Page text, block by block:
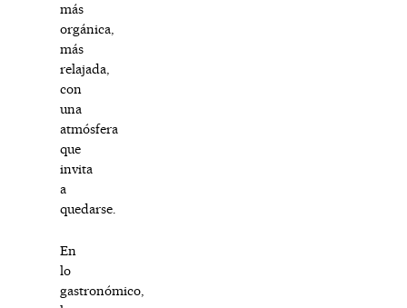
más
orgánica,
más
relajada,
con
una
atmósfera
que
invita
a
quedarse.
En
lo
gastronómico,